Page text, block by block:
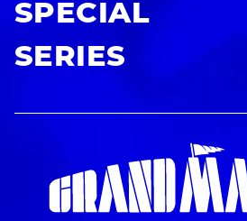
SPECIAL
SERIES